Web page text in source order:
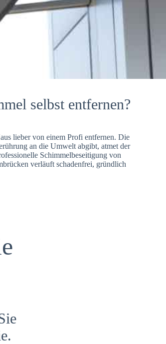
selbst entfernen?
lieber von einem Profi entfernen. Die
an die Umwelt abgibt, atmet der
Schimmelbeseitigung von
verläuft schadenfrei, gründlich